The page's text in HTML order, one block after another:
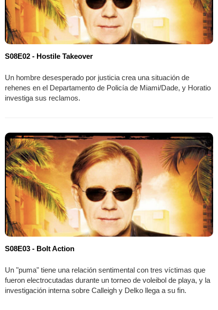
S08E02 - Hostile Takeover
Un hombre desesperado por justicia crea una situación de
rehenes en el Departamento de Policía de Miami/Dade, y Horatio
investiga sus reclamos.
S08E03 - Bolt Action
Un "puma" tiene una relación sentimental con tres víctimas que
fueron electrocutadas durante un torneo de voleibol de playa, y la
investigación interna sobre Calleigh y Delko llega a su fin.